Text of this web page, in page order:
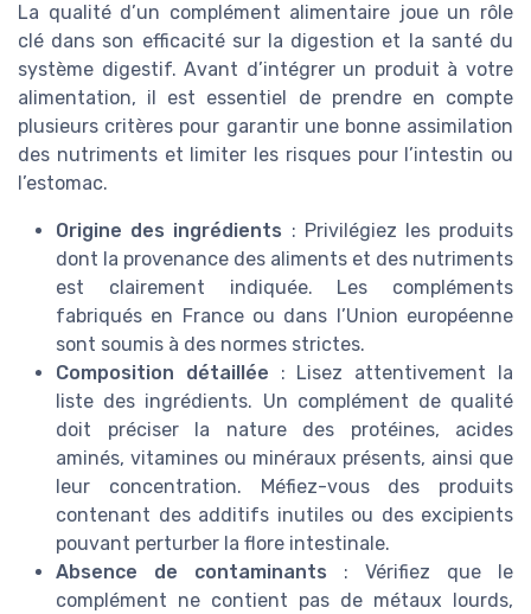
La qualité d’un complément alimentaire joue un rôle
clé dans son efficacité sur la digestion et la santé du
système digestif. Avant d’intégrer un produit à votre
alimentation, il est essentiel de prendre en compte
plusieurs critères pour garantir une bonne assimilation
des nutriments et limiter les risques pour l’intestin ou
l’estomac.
Origine des ingrédients : Privilégiez les produits
dont la provenance des aliments et des nutriments
est clairement indiquée. Les compléments
fabriqués en France ou dans l’Union européenne
sont soumis à des normes strictes.
Composition détaillée : Lisez attentivement la
liste des ingrédients. Un complément de qualité
doit préciser la nature des protéines, acides
aminés, vitamines ou minéraux présents, ainsi que
leur concentration. Méfiez-vous des produits
contenant des additifs inutiles ou des excipients
pouvant perturber la flore intestinale.
Absence de contaminants : Vérifiez que le
complément ne contient pas de métaux lourds,